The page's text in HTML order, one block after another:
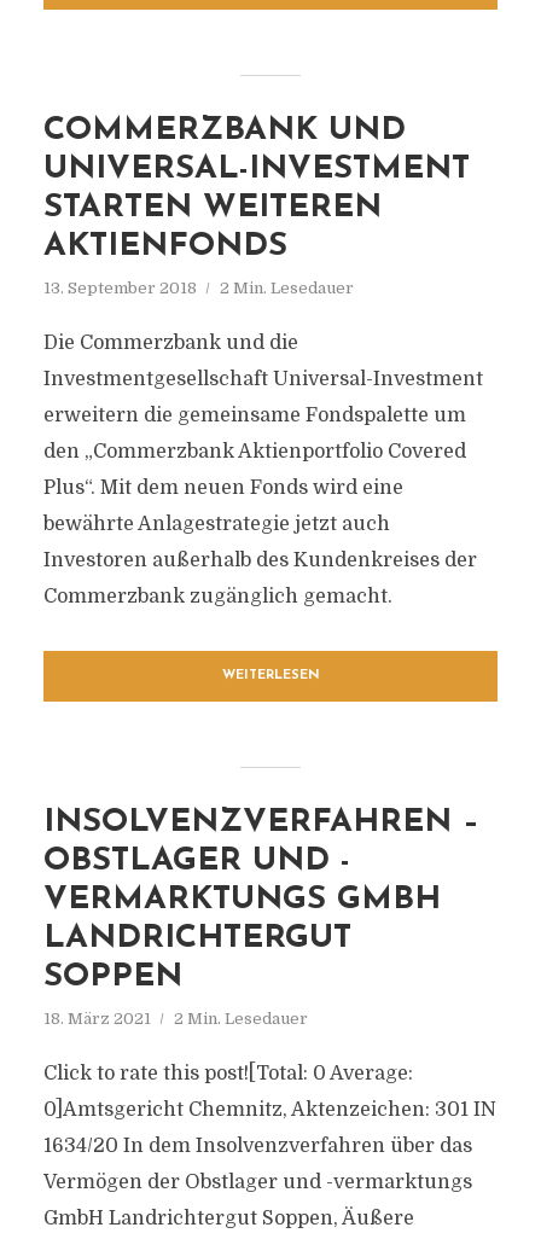
COMMERZBANK UND
UNIVERSAL-INVESTMENT
STARTEN WEITEREN
AKTIENFONDS
13. September 2018 2 Min. Lesedauer
Die Commerzbank und die
Investmentgesellschaft Universal-Investment
erweitern die gemeinsame Fondspalette um
den „Commerzbank Aktienportfolio Covered
Plus“. Mit dem neuen Fonds wird eine
bewährte Anlagestrategie jetzt auch
Investoren außerhalb des Kundenkreises der
Commerzbank zugänglich gemacht.
WEITERLESEN
INSOLVENZVERFAHREN –
OBSTLAGER UND -
VERMARKTUNGS GMBH
LANDRICHTERGUT
SOPPEN
18. März 2021 2 Min. Lesedauer
Click to rate this post![Total: 0 Average:
0]Amtsgericht Chemnitz, Aktenzeichen: 301 IN
1634/20 In dem Insolvenzverfahren über das
Vermögen der Obstlager und -vermarktungs
GmbH Landrichtergut Soppen, Äußere